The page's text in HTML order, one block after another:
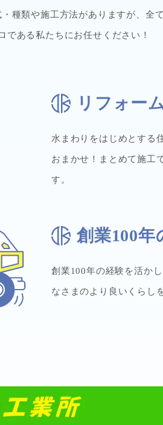
種類や施工方法がありますが、全
である私たちにお任せください！
リフォー
水まわりをはじめとする
おまかせ！まとめて施工
す。
創業100年
創業100年の経験を活か
なさまのより良いくらし